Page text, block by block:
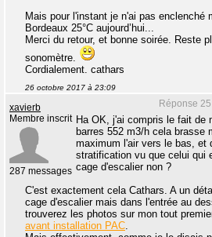
Mais pour l'instant je n'ai pas enclenché
Bordeaux 25°C aujourd’hui...
Merci du retour, et bonne soirée. Reste
sonomètre.
Cordialement. cathars
26 octobre 2017 à 23:09
Réponse
xavierb
Membre inscrit
287 messages
Ha OK, j'ai compris le fait de
barres 552 m3/h cela brasse
maximum l'air vers le bas, et
stratification vu que celui qui
cage d'escalier non ?
C'est exactement cela Cathars. A un
cage d'escalier mais dans l'entrée au
trouverez les photos sur mon tout
avant installation PAC.